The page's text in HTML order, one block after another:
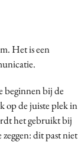
Het is een
beginnen bij de
op de juiste plek in
het gebruikt bij
dit past niet